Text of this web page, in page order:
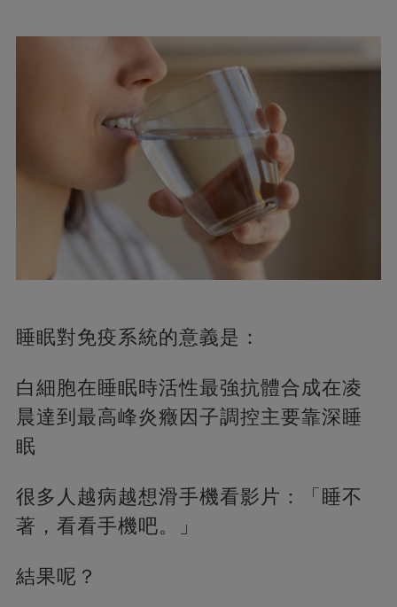
睡眠對免疫系統的意義是：
白細胞在睡眠時活性最強抗體合成在凌
晨達到最高峰炎癥因子調控主要靠深睡
眠
很多人越病越想滑手機看影片：「睡不
著，看看手機吧。」
結果呢？